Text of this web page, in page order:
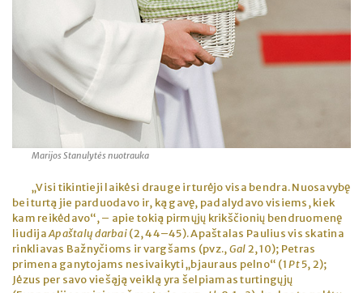
Marijos Stanulytės nuotrauka
„Visi tikintieji laikėsi drauge ir turėjo visa bendra. Nuosavybę
bei turtą jie parduodavo ir, ką gavę, padalydavo visiems, kiek
kam reikėdavo“, – apie tokią pirmųjų krikščionių bendruomenę
liudijaApaštalų darbai(2, 44–45). Apaštalas Paulius vis skatina
rinkliavas Bažnyčioms ir vargšams (pvz.,Gal2, 10); Petras
primena ganytojams nesivaikyti „bjauraus pelno“ (1Pt5, 2);
Jėzus per savo viešąją veiklą yra šelpiamas turtingųjų